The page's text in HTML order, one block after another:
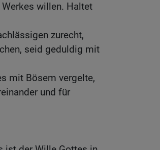
willen. Haltet
zurecht,
seid geduldig mit
mit Bösem vergelte,
und für